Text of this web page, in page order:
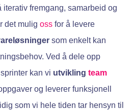
iterativ fremgang, samarbeid og
det mulig oss for å levere
som enkelt kan
Ved å dele opp
kan vi utvikling team
og leverer funksjonell
som vi hele tiden tar hensyn til